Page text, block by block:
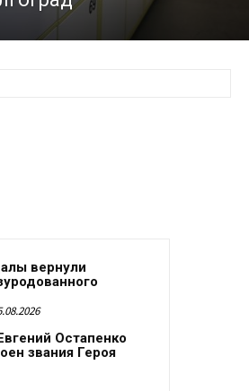
вернули
Остапенко
звания Героя